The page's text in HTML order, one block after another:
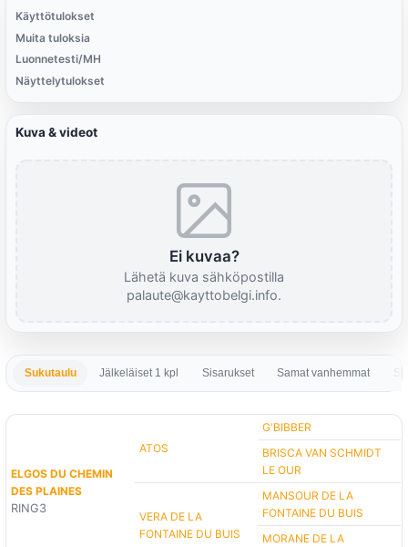
Käyttötulokset
Muita tuloksia
Luonnetesti/MH
Näyttelytulokset
Kuva & videot
Ei kuvaa?
Lähetä kuva sähköpostilla
palaute@kayttobelgi.info.
Sukutaulu Jälkeläiset 1 kpl Sisarukset Samat vanhemmat
ELGOS DU CHEMIN
DES PLAINES
RING3
ATOS
G'BIBBER
BRISCA VAN SCHMIDT
LE OUR
VERA DE LA
FONTAINE DU BUIS
MANSOUR DE LA
FONTAINE DU BUIS
MORANE DE LA